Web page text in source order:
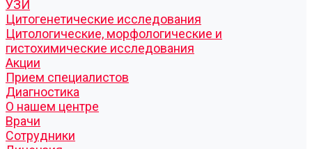
УЗИ
Цитогенетические исследования
Цитологические, морфологические и
гистохимические исследования
Акции
Прием специалистов
Диагностика
О нашем центре
Врачи
Сотрудники